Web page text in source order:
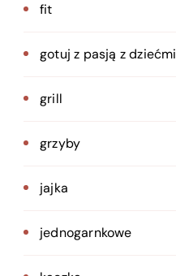
fit
gotuj z pasją z dziećmi
grill
grzyby
jajka
jednogarnkowe